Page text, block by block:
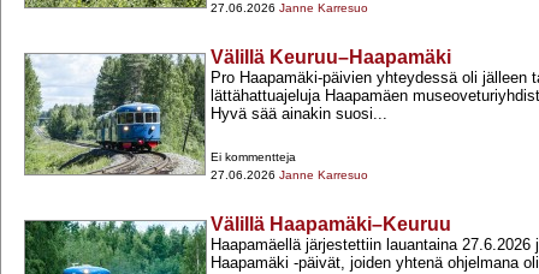
27.06.2026 Janne Karresuo
Välillä Keuruu–Haapamäki
Pro Haapamäki-​päivien yhteydessä oli jälleen
lättähattuajeluja Haapamäen
Hyvä sää ainakin suosi...
Ei kommentteja
27.06.2026 Janne Karresuo
Välillä Haapamäki–Keuruu
Haapamäellä järjestettiin lauantaina 27.6.2026
Haapamäki -​päivät, joiden yhtenä ohjelmana